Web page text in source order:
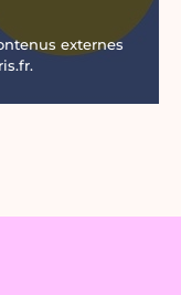
externes